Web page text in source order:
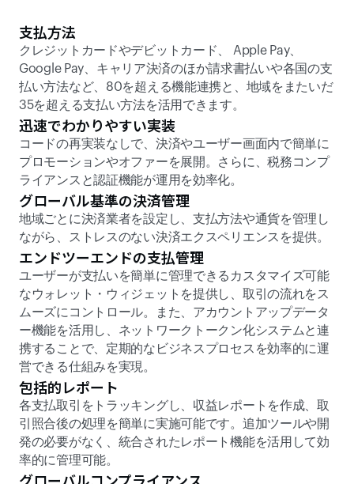
支払方法
クレジットカードやデビットカード、 Apple Pay、
Google Pay、キャリア決済のほか請求書払いや各国の支
払い方法など、80を超える機能連携と、地域をまたいだ
35を超える支払い方法を活用できます。
迅速でわかりやすい実装
コードの再実装なしで、決済やユーザー画面内で簡単に
プロモーションやオファーを展開。さらに、税務コンプ
ライアンスと認証機能が運用を効率化。
グローバル基準の決済管理
地域ごとに決済業者を設定し、支払方法や通貨を管理し
ながら、ストレスのない決済エクスペリエンスを提供。
エンドツーエンドの支払管理
ユーザーが支払いを簡単に管理できるカスタマイズ可能
なウォレット・ウィジェットを提供し、取引の流れをス
ムーズにコントロール。また、アカウントアップデータ
ー機能を活用し、ネットワークトークン化システムと連
携することで、定期的なビジネスプロセスを効率的に運
営できる仕組みを実現。
包括的レポート
各支払取引をトラッキングし、収益レポートを作成、取
引照合後の処理を簡単に実施可能です。追加ツールや開
発の必要がなく、統合されたレポート機能を活用して効
率的に管理可能。